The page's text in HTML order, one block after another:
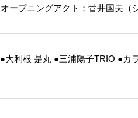
オープニングアクト；菅井国夫（
●大利根 是丸 ●三浦陽子TRIO ●カ